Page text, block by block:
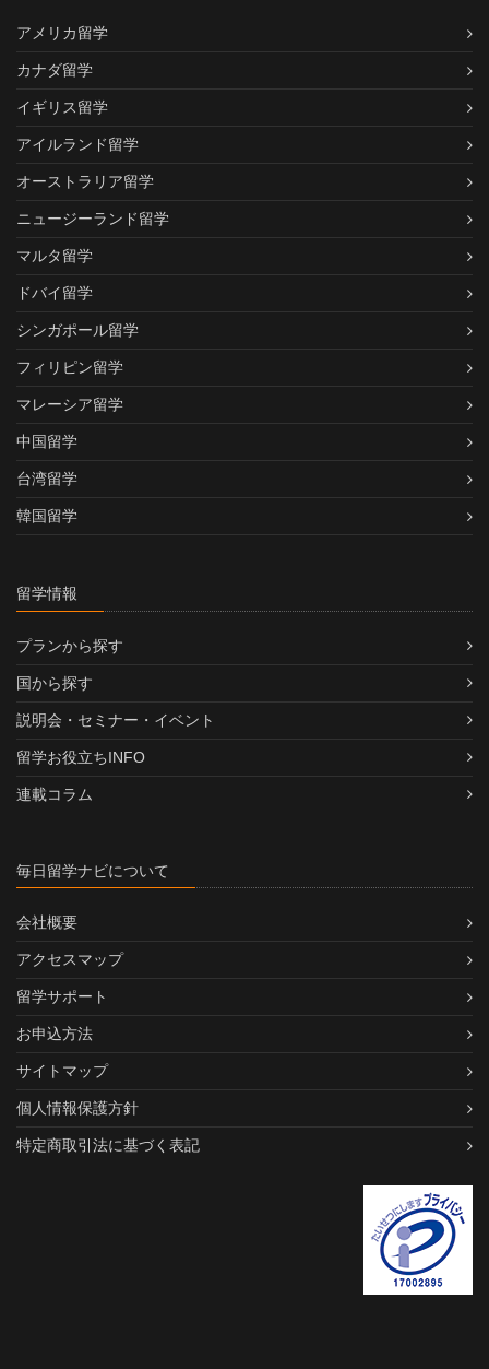
アメリカ留学
カナダ留学
イギリス留学
アイルランド留学
オーストラリア留学
ニュージーランド留学
マルタ留学
ドバイ留学
シンガポール留学
フィリピン留学
マレーシア留学
中国留学
台湾留学
韓国留学
留学情報
プランから探す
国から探す
説明会・セミナー・イベント
留学お役立ちINFO
連載コラム
毎日留学ナビについて
会社概要
アクセスマップ
留学サポート
お申込方法
サイトマップ
個人情報保護方針
特定商取引法に基づく表記